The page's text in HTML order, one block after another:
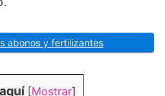
abonos y fertilizantes
[Mostrar]